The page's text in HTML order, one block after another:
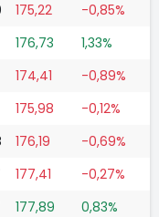
175,22
-0,85%
176,73
1,33%
174,41
-0,89%
175,98
-0,12%
176,19
-0,69%
177,41
-0,27%
177,89
0,83%